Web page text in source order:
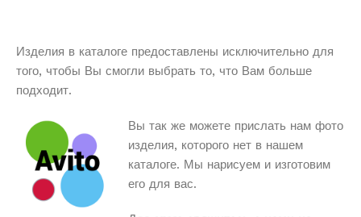
Изделия в каталоге предоставлены исключительно для
того, чтобы Вы смогли выбрать то, что Вам больше
подходит.
Вы так же можете прислать нам фото
изделия, которого нет в нашем
каталоге. Мы нарисуем и изготовим
его для вас.